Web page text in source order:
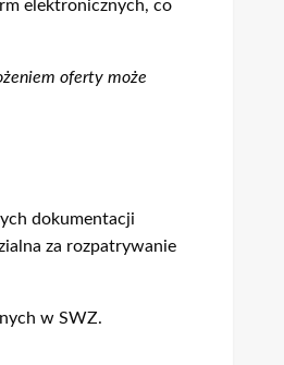
elektronicznych, co
oferty może
dokumentacji
za rozpatrywanie
w SWZ.